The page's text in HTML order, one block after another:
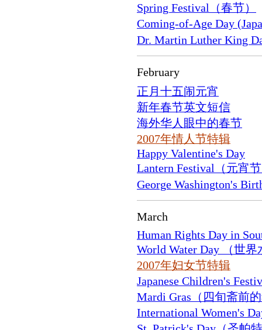
Spring Festival（春节）
Coming-of-Age Day
Dr. Martin Luther King
February
正月十五闹元宵
新年春节英文短信
海外华人眼中的春节
2007年情人节特辑
Happy Valentine's Day
Lantern Festival（元宵
George Washington's
March
Human Rights Day in
World Water Day （世界
2007年妇女节特辑
Japanese Children's
Mardi Gras（四旬斋前
International Women's